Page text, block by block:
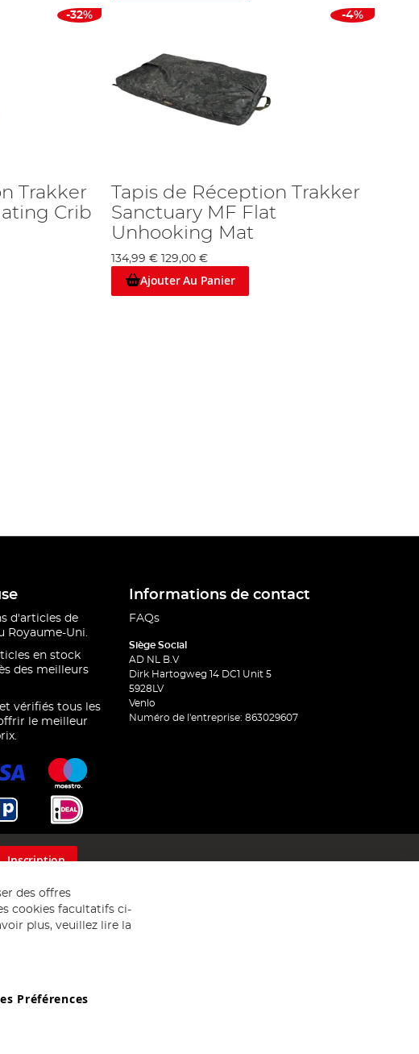
-32%
Trakker
Crib
-4%
Tapis de Réception Trakker
Sanctuary MF Flat
Unhooking Mat
134,99 € 129,00 €
Ajouter Au Panier
d'articles de
Royaume-Uni.
en stock
des meilleurs
vérifiés tous les
le meilleur
Informations de contact
FAQs
Siège Social
AD NL B.V
Dirk Hartogweg 14 DC1 Unit 5
5928LV
Venlo
Numéro de l'entreprise: 863029607
Inscription
des offres
cookies facultatifs ci-
plus, veuillez lire la
Préférences